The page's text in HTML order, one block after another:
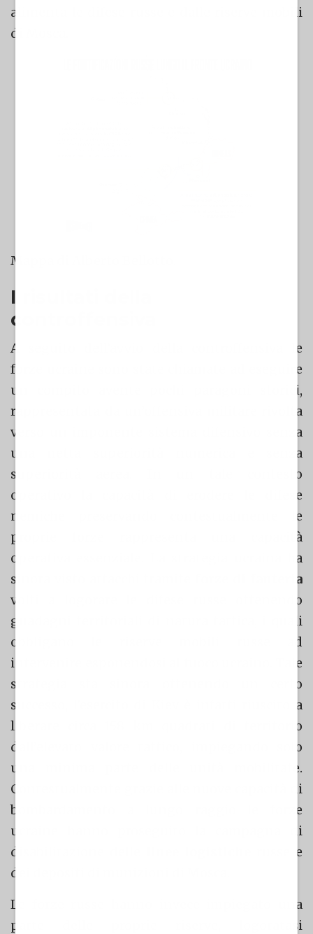
alimenta le difese russe e dalle riserve mobili
di Mosca.
Mappa di Alberto Bellotto.
I risultati della
controffensiva
A seguito dell’avvio della controffensiva le
forze ucraine sono state chiamate ad eseguire
un compito avente pochi paragoni storici,
rappresentata da un’offensiva militare rivolta
verso un imponente sistema difensivo senza
una netta superiorità numerica e senza
superiorità aerea. In un tale contesto
operativo la capacità di erodere le difese
nemiche preservando contestualmente le
proprie forze rappresenta una capacità
operativa essenziale. La strategia ucraina ha
sinora visto attacchi tramite
forze di fanteria
volti a logorare le difese russe ottenendo
guadagni territoriali di natura tattica, i quali
obbligano le riserve mobili russe ad
intervenire esponendosi al fuoco ucraino. Tale
strategia sta sinora ottenendo un certo
successo, l’esercito di Kiev è infatti riuscito a
liberare circa 158 km quadrati di territorio
dall’elevato valore tattico, impiegando solo
una minima parte delle unità mobilitate.
Contestualmente grazie alle nuove capacità di
bombardamento a lungo raggio le forze
ucraine hanno proseguito la campagna di
disabilitazione delle
russe e
dei depositi di munizioni di Mosca.
Le forze russe hanno invece impiegato una
parte delle proprie riserve, logoratasi